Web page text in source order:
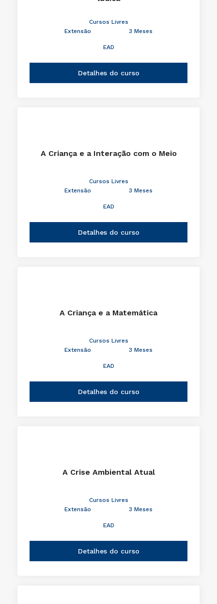
Cursos Livres
Extensão
3 Meses
EAD
Detalhes do curso
A Criança e a Interação com o Meio
Cursos Livres
Extensão
3 Meses
EAD
Detalhes do curso
A Criança e a Matemática
Cursos Livres
Extensão
3 Meses
EAD
Detalhes do curso
A Crise Ambiental Atual
Cursos Livres
Extensão
3 Meses
EAD
Detalhes do curso